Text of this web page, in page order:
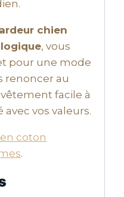
chien
, vous
pour une mode
renoncer au
facile à
vos valeurs.
coton
.